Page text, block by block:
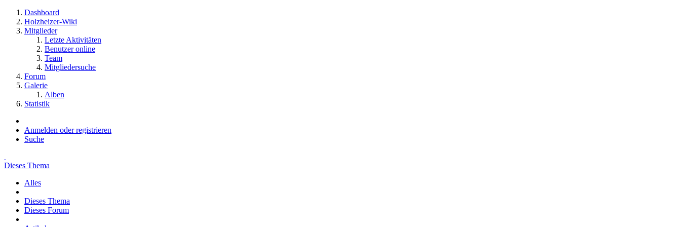
Dashboard
Holzheizer-Wiki
Mitglieder
Letzte Aktivitäten
Benutzer online
Team
Mitgliedersuche
Forum
Galerie
Alben
Statistik
Anmelden oder registrieren
Suche
Dieses Thema
Alles
Dieses Thema
Dieses Forum